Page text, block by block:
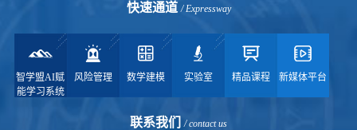
快速通道 / Expressway
智学盟AI赋
能学习系统
风险管理 数学建模 实验室 精品课程 新媒体平台
联系我们 / contact us